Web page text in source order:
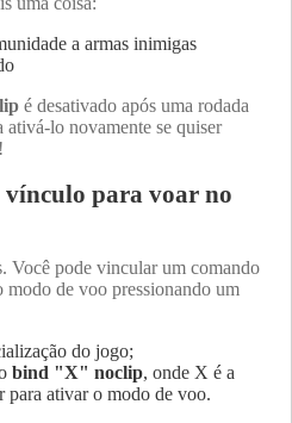
a armas inimigas
é desativado após uma rodada
lo novamente se quiser
para voar no
Você pode vincular um comando
modo de voo pressionando um
do jogo;
bind "X" noclip, onde X é a
para ativar o modo de voo.